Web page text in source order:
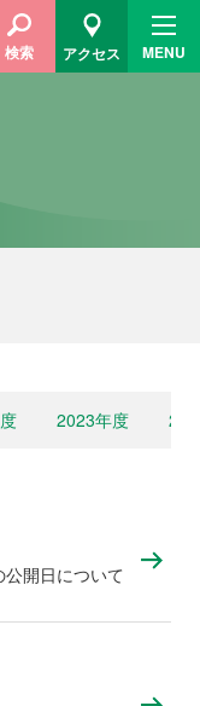
検索 アクセス MENU
2023年度
開日について